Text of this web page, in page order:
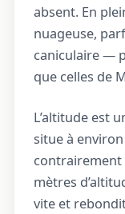
absent. En
nuageuse,
caniculaire —
que celles de
L’altitude est
situe à
contrairement
mètres
vite et